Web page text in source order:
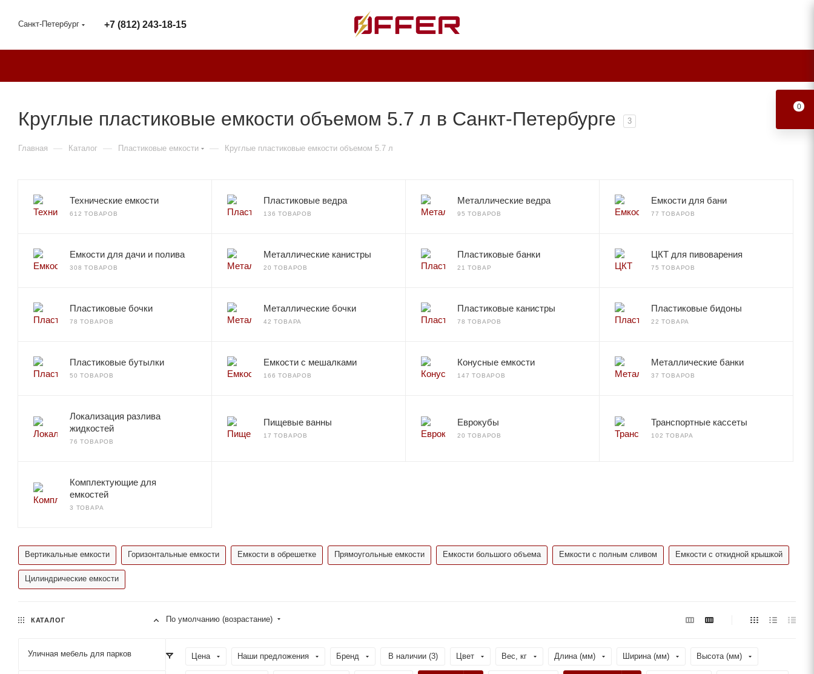
Санкт-Петербург +7 (812) 243-18-15
Круглые пластиковые емкости объемом 5.7 л в Санкт-Петербурге 3
Главная — Каталог — Пластиковые емкости — Круглые пластиковые емкости объемом 5.7 л
Технические емкости
612 ТОВАРОВ
Пластиковые ведра
136 ТОВАРОВ
Металлические ведра
95 ТОВАРОВ
Емкости для бани
77 ТОВАРОВ
Емкости для дачи и полива
308 ТОВАРОВ
Металлические канистры
20 ТОВАРОВ
Пластиковые банки
21 ТОВАР
ЦКТ для пивоварения
75 ТОВАРОВ
Пластиковые бочки
78 ТОВАРОВ
Металлические бочки
42 ТОВАРА
Пластиковые канистры
78 ТОВАРОВ
Пластиковые бидоны
22 ТОВАРА
Пластиковые бутылки
50 ТОВАРОВ
Емкости с мешалками
166 ТОВАРОВ
Конусные емкости
147 ТОВАРОВ
Металлические банки
37 ТОВАРОВ
Локализация разлива
жидкостей
76 ТОВАРОВ
Пищевые ванны
17 ТОВАРОВ
Еврокубы
20 ТОВАРОВ
Транспортные кассеты
102 ТОВАРА
Комплектующие для
емкостей
3 ТОВАРА
Вертикальные емкости Горизонтальные емкости Емкости в обрешетке Прямоугольные емкости Емкости большого объема Емкости с полным сливом Емкости с откидной крышкой
Цилиндрические емкости
По умолчанию (возрастание)
Цена Наши предложения Бренд В наличии (3) Цвет Вес, кг Длина (мм) Ширина (мм) Высота (мм)
КАТАЛОГ
Уличная мебель для парков
0